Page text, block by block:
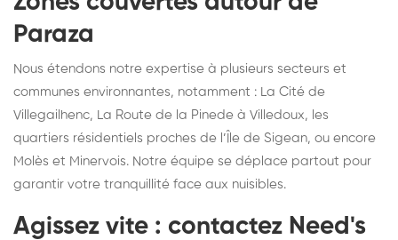
Paraza
Nous étendons notre expertise à plusieurs secteurs et
communes environnantes, notamment : La Cité de
Villegailhenc, La Route de la Pinede à Villedoux, les
quartiers résidentiels proches de l’Île de Sigean, ou encore
Molès et Minervois. Notre équipe se déplace partout pour
garantir votre tranquillité face aux nuisibles.
Agissez vite : contactez Need's